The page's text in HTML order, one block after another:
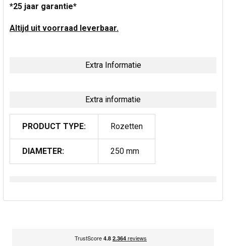
*25 jaar garantie*
Altijd uit voorraad leverbaar.
Extra Informatie
Extra informatie
PRODUCT TYPE: Rozetten
DIAMETER: 250 mm